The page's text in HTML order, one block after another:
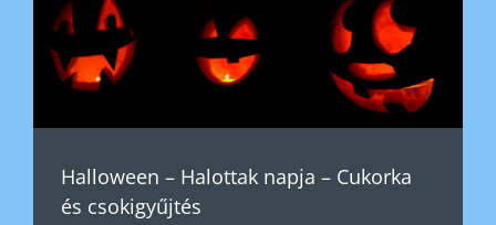
Halloween – Halottak napja – Cukorka
és csokigyűjtés